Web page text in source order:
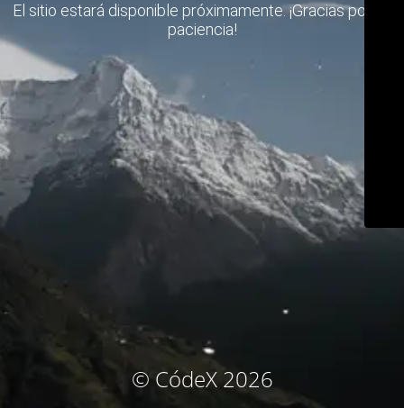
El sitio estará disponible próximamente. ¡Gracias por su
paciencia!
© CódeX 2026